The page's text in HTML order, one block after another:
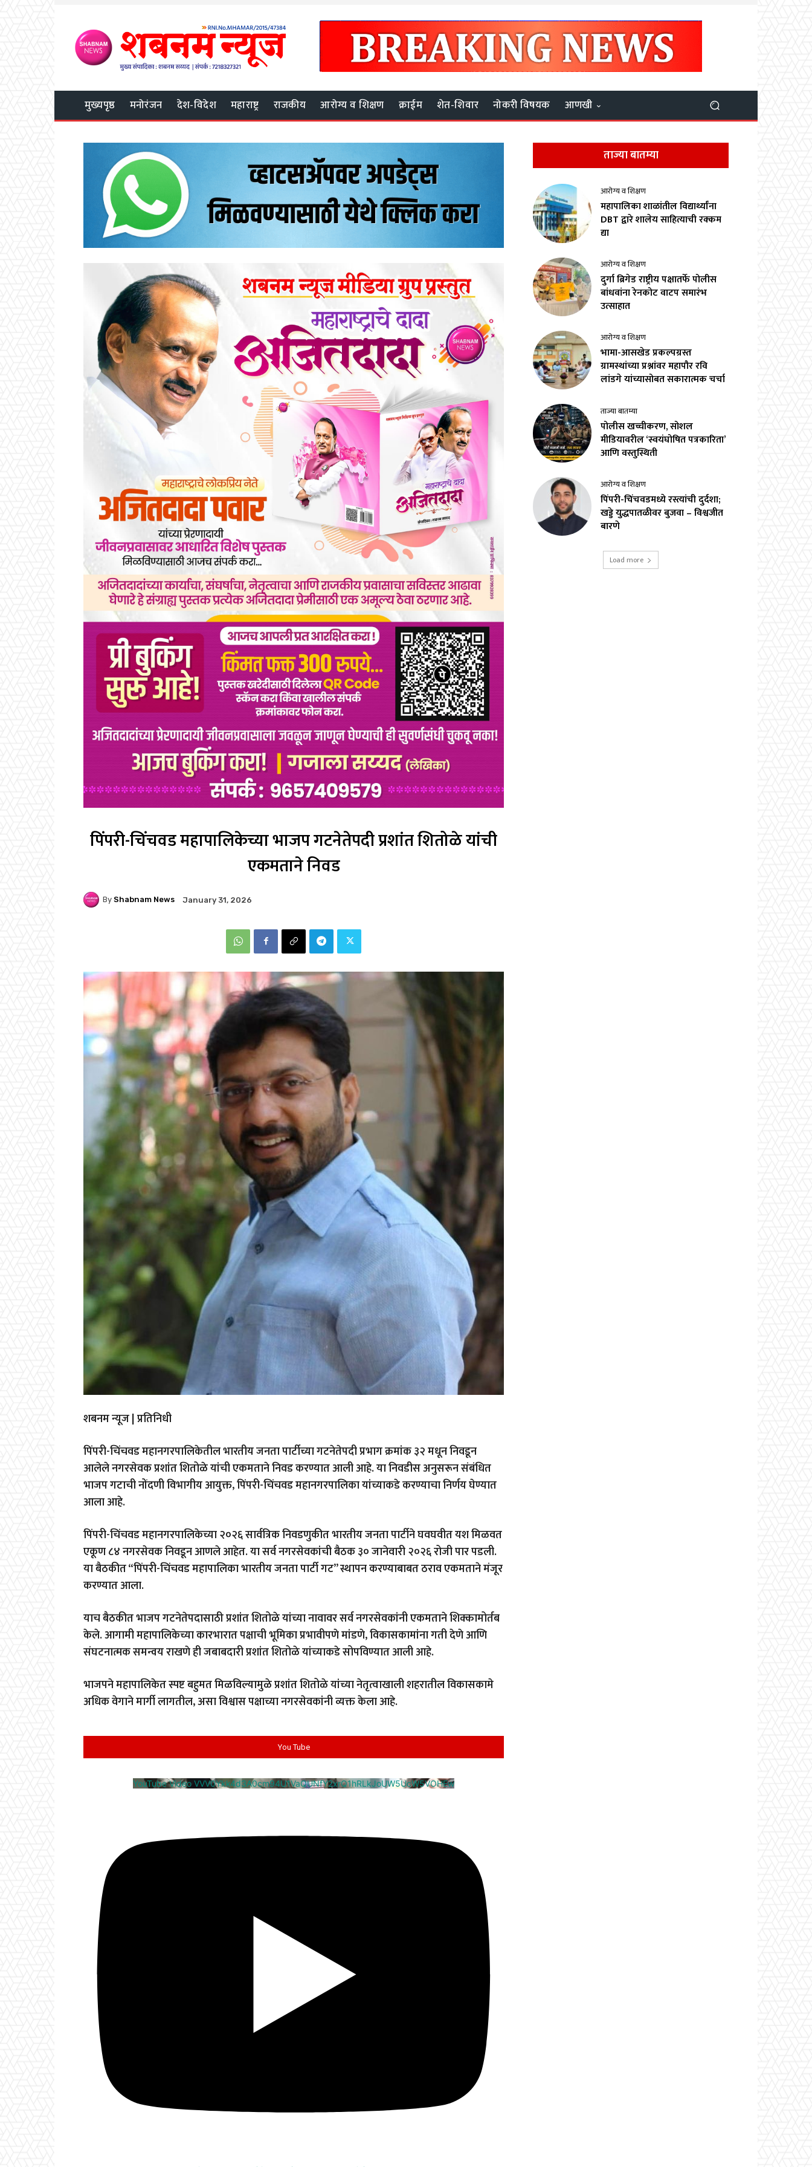
मुख्यपृष्ठ मनोरंजन देश-विदेश महाराष्ट्र राजकीय आरोग्य व शिक्षण क्राईम शेत-शिवार नोकरी विषयक आणखी
पिंपरी-चिंचवड महापालिकेच्या भाजप गटनेतेपदी प्रशांत शितोळे यांची
एकमताने निवड
By Shabnam News January 31, 2026
शबनम न्यूज | प्रतिनिधी
पिंपरी-चिंचवड महानगरपालिकेतील भारतीय जनता पार्टीच्या गटनेतेपदी प्रभाग क्रमांक ३२ मधून निवडून
आलेले नगरसेवक प्रशांत शितोळे यांची एकमताने निवड करण्यात आली आहे. या निवडीस अनुसरून संबंधित
भाजप गटाची नोंदणी विभागीय आयुक्त, पिंपरी-चिंचवड महानगरपालिका यांच्याकडे करण्याचा निर्णय घेण्यात
आला आहे.
पिंपरी-चिंचवड महानगरपालिकेच्या २०२६ सार्वत्रिक निवडणुकीत भारतीय जनता पार्टीने घवघवीत यश मिळवत
एकूण ८४ नगरसेवक निवडून आणले आहेत. या सर्व नगरसेवकांची बैठक ३० जानेवारी २०२६ रोजी पार पडली.
या बैठकीत “पिंपरी-चिंचवड महापालिका भारतीय जनता पार्टी गट” स्थापन करण्याबाबत ठराव एकमताने मंजूर
करण्यात आला.
याच बैठकीत भाजप गटनेतेपदासाठी प्रशांत शितोळे यांच्या नावावर सर्व नगरसेवकांनी एकमताने शिक्कामोर्तब
केले. आगामी महापालिकेच्या कारभारात पक्षाची भूमिका प्रभावीपणे मांडणे, विकासकामांना गती देणे आणि
संघटनात्मक समन्वय राखणे ही जबाबदारी प्रशांत शितोळे यांच्याकडे सोपविण्यात आली आहे.
भाजपने महापालिकेत स्पष्ट बहुमत मिळविल्यामुळे प्रशांत शितोळे यांच्या नेतृत्वाखाली शहरातील विकासकामे
अधिक वेगाने मार्गी लागतील, असा विश्वास पक्षाच्या नगरसेवकांनी व्यक्त केला आहे.
You Tube
YouTube Video VVV0Ykk4d3A0cm94U1VaQUNfY2xrQ1hRLkJoUW5UcW5VOHEw
ताज्या बातम्या
आरोग्य व शिक्षण
महापालिका शाळांतील विद्यार्थ्यांना
DBT द्वारे शालेय साहित्याची रक्कम
द्या
आरोग्य व शिक्षण
दुर्गा ब्रिगेड राष्ट्रीय पक्षातर्फे पोलीस
बांधवांना रेनकोट वाटप समारंभ
उत्साहात
आरोग्य व शिक्षण
भामा-आसखेड प्रकल्पग्रस्त
ग्रामस्थांच्या प्रश्नांवर महापौर रवि
लांडगे यांच्यासोबत सकारात्मक चर्चा
ताज्या बातम्या
पोलीस खच्चीकरण, सोशल
मीडियावरील ‘स्वयंघोषित पत्रकारिता’
आणि वस्तुस्थिती
आरोग्य व शिक्षण
पिंपरी-चिंचवडमध्ये रस्त्यांची दुर्दशा;
खड्डे युद्धपातळीवर बुजवा – विश्वजीत
बारणे
Load more